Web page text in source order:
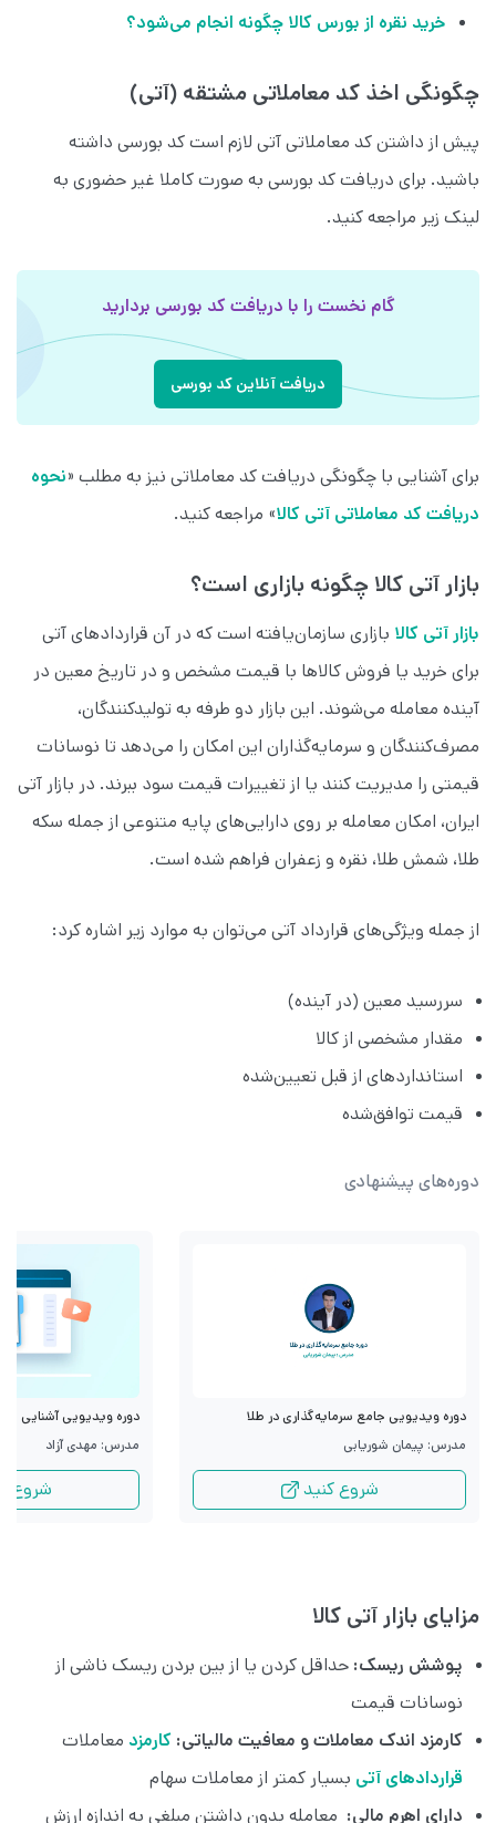
خرید نقره از بورس کالا چگونه انجام می‌شود؟
چگونگی اخذ کد معاملاتی مشتقه (آتی)
پیش از داشتن کد معاملاتی آتی لازم است کد بورسی داشته
باشید. برای دریافت کد بورسی به صورت کاملا غیر حضوری به
لینک زیر مراجعه کنید.
گام نخست را با دریافت کد بورسی بردارید
دریافت آنلاین کد بورسی
برای آشنایی با چگونگی دریافت کد معاملاتی نیز به مطلب «نحوه
دریافت کد معاملاتی‌ آتی کالا» مراجعه کنید.
بازار آتی کالا چگونه بازاری است؟
بازار آتی کالا بازاری سازمان‌یافته است که در آن قراردادهای آتی
برای خرید یا فروش کالاها با قیمت مشخص و در تاریخ معین در
آینده معامله می‌شوند. این بازار دو طرفه به تولیدکنندگان،
مصرف‌کنندگان و سرمایه‌گذاران این امکان را می‌دهد تا نوسانات
قیمتی را مدیریت کنند یا از تغییرات قیمت سود ببرند. در بازار آتی
ایران، امکان معامله بر روی دارایی‌های پایه متنوعی از جمله سکه
طلا، شمش طلا، نقره و زعفران فراهم شده است.
از جمله ویژگی‌های قرارداد آتی می‌توان به موارد زیر اشاره کرد:
سررسید معین (در آینده)
مقدار مشخصی از کالا
استانداردهای از قبل تعیین‌شده
قیمت توافق‌شده
دوره‌های پیشنهادی
دوره ویدیویی جامع سرمایه‌گذاری در طلا
مدرس: پیمان شوریابی
شروع کنید
دوره ویدیویی آشنایی با
مدرس: مهدی آزاد
شروع
مزایای بازار آتی کالا
پوشش ریسک: حداقل کردن یا از بین بردن ریسک ناشی از
نوسانات قیمت
کارمزد اندک معاملات و معافیت مالیاتی: کارمزد معاملات
قراردادهای آتی بسیار کمتر از معاملات سهام
دارای اهرم مالی: معامله بدون داشتن مبلغی به اندازه ارزش